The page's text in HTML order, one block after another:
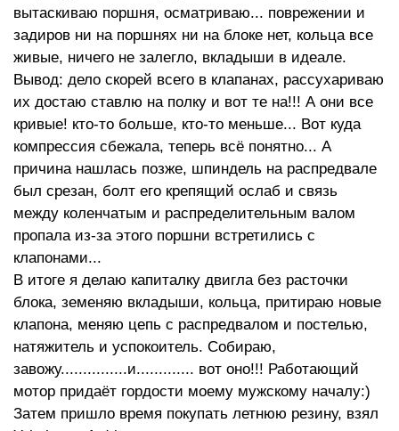
вытаскиваю поршня, осматриваю... поврежении и
задиров ни на поршнях ни на блоке нет, кольца все
живые, ничего не залегло, вкладыши в идеале.
Вывод: дело скорей всего в клапанах, рассухариваю
их достаю ставлю на полку и вот те на!!! А они все
кривые! кто-то больше, кто-то меньше... Вот куда
компрессия сбежала, теперь всё понятно... А
причина нашлась позже, шпиндель на распредвале
был срезан, болт его крепящий ослаб и связь
между коленчатым и распределительным валом
пропала из-за этого поршни встретились с
клапонами...
В итоге я делаю капиталку двигла без расточки
блока, земеняю вкладыши, кольца, притираю новые
клапона, меняю цепь с распредвалом и постелью,
натяжитель и успокоитель. Собираю,
завожу...............и............. вот оно!!! Работающий
мотор придаёт гордости моему мужскому началу:)
Затем пришло время покупать летнюю резину, взял